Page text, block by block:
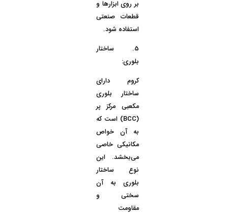
بر روی ابزارها و
قطعات صنعتی
استفاده شود.
5.
ساختار
بلوری:
کروم دارای
ساختار بلوری
مکعبی مرکز پر
(BCC)
است که
به آن خواص
مکانیکی خاصی
می‌بخشد. این
نوع ساختار
بلوری به آن
سختی و
مقاومت